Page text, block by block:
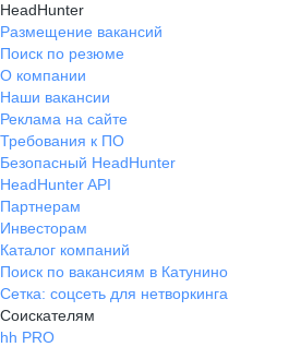
HeadHunter
Размещение вакансий
Поиск по резюме
О компании
Наши вакансии
Реклама на сайте
Требования к ПО
Безопасный HeadHunter
HeadHunter API
Партнерам
Инвесторам
Каталог компаний
Поиск по вакансиям в Катунино
Сетка: соцсеть для нетворкинга
Соискателям
hh PRO